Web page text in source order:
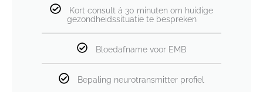
Kort consult á 30 minuten om huidige
gezondheidssituatie te bespreken
Bloedafname voor EMB
Bepaling neurotransmitter profiel